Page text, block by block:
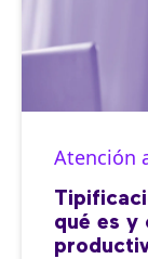
Atención
qué es y